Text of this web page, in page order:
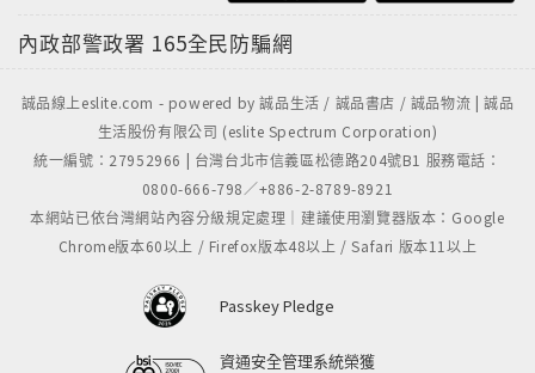
內政部警政署 165全民防騙網
誠品線上eslite.com - powered by 誠品生活 / 誠品書店 / 誠品物流 | 誠品
生活股份有限公司 (eslite Spectrum Corporation)
統一編號：27952966 | 台灣台北市信義區松德路204號B1 服務電話：
0800-666-798／+886-2-8789-8921
本網站已依台灣網站內容分級規定處理｜建議使用瀏覽器版本：Google
Chrome版本60以上 / Firefox版本48以上 / Safari 版本11以上
Passkey Pledge
資通安全管理系統榮獲